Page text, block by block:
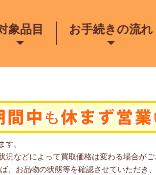
象品目 お手続きの流れ
す。
などによって買取価格は変わる場合がご
、お品物の状態等を確認させていただき